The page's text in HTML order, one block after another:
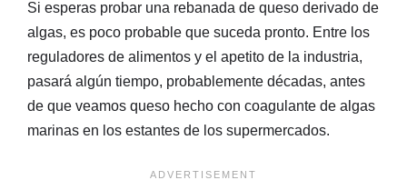
Si esperas probar una rebanada de queso derivado de
algas, es poco probable que suceda pronto. Entre los
reguladores de alimentos y el apetito de la industria,
pasará algún tiempo, probablemente décadas, antes
de que veamos queso hecho con coagulante de algas
marinas en los estantes de los supermercados.